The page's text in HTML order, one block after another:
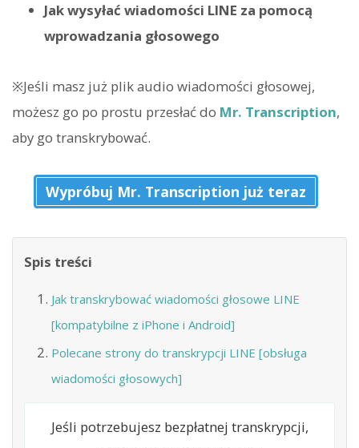
Jak wysyłać wiadomości LINE za pomocą
wprowadzania głosowego
※Jeśli masz już plik audio wiadomości głosowej,
możesz go po prostu przesłać do Mr. Transcription,
aby go transkrybować.
Wypróbuj Mr. Transcription już teraz
Spis treści
Jak transkrybować wiadomości głosowe LINE
[kompatybilne z iPhone i Android]
Polecane strony do transkrypcji LINE [obsługa
wiadomości głosowych]
Jeśli potrzebujesz bezpłatnej transkrypcji,